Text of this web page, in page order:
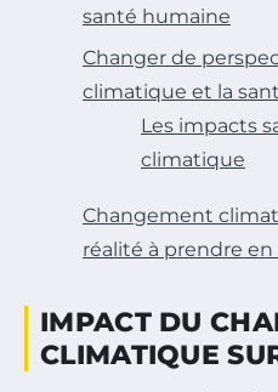
santé humaine
Changer de
climatique et la
Les impacts
climatique
Changement
réalité à prendre
IMPACT DU
CLIMATIQUE